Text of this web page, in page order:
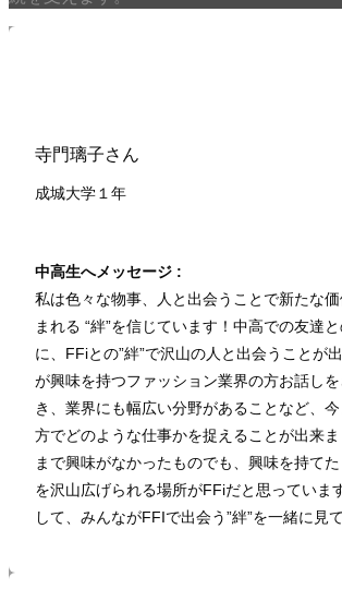
寺門璃子さん
成城大学１ 年
中高生へメッセージ :
私は色々な物事、人と出会うことで新たな
まれる “絆”を信じています！中高での友達
に、FFiとの”絆”で沢山の人と出会うことが
が興味を持つファッション業界の方お話し
き、業界にも幅広い分野があることなど、
方でどのような仕事かを捉えることが出来
まで興味がなかったものでも、興味を持て
を沢山広げられる場所がFFiだと思っていま
して、みんながFFIで出会う”絆”を一緒に見